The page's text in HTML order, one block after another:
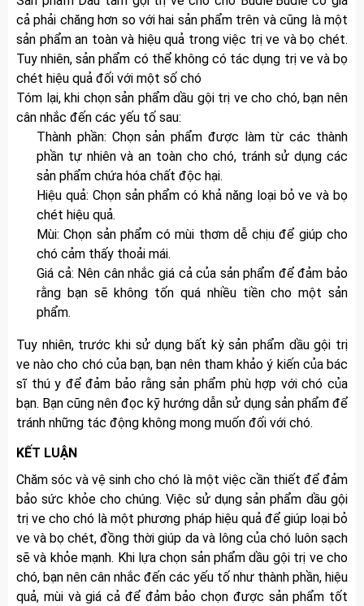
cả phải chăng hơn so với hai sản phẩm trên và cũng là một
sản phẩm an toàn và hiệu quả trong việc trị ve và bọ chét.
Tuy nhiên, sản phẩm có thể không có tác dụng trị ve và bọ
chét hiệu quả đối với một số chó
Tóm lại, khi chọn sản phẩm dầu gội trị ve cho chó, bạn nên
cân nhắc đến các yếu tố sau:
Thành phần: Chọn sản phẩm được làm từ các thành
phần tự nhiên và an toàn cho chó, tránh sử dụng các
sản phẩm chứa hóa chất độc hại.
Hiệu quả: Chọn sản phẩm có khả năng loại bỏ ve và bọ
chét hiệu quả.
Mùi: Chọn sản phẩm có mùi thơm dễ chịu để giúp cho
chó cảm thấy thoải mái.
Giá cả: Nên cân nhắc giá cả của sản phẩm để đảm bảo
rằng bạn sẽ không tốn quá nhiều tiền cho một sản
phẩm.
Tuy nhiên, trước khi sử dụng bất kỳ sản phẩm dầu gội trị
ve nào cho chó của bạn, bạn nên tham khảo ý kiến của bác
sĩ thú y để đảm bảo rằng sản phẩm phù hợp với chó của
bạn. Bạn cũng nên đọc kỹ hướng dẫn sử dụng sản phẩm để
tránh những tác động không mong muốn đối với chó.
KẾT LUẬN
Chăm sóc và vệ sinh cho chó là một việc cần thiết để đảm
bảo sức khỏe cho chúng. Việc sử dụng sản phẩm dầu gội
trị ve cho chó là một phương pháp hiệu quả để giúp loại bỏ
ve và bọ chét, đồng thời giúp da và lông của chó luôn sạch
sẽ và khỏe mạnh. Khi lựa chọn sản phẩm dầu gội trị ve cho
chó, bạn nên cân nhắc đến các yếu tố như thành phần, hiệu
quả, mùi và giá cả để đảm bảo chọn được sản phẩm tốt